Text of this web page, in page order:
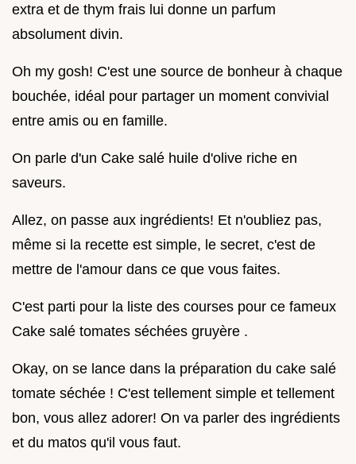
extra et de thym frais lui donne un parfum
absolument divin.
Oh my gosh! C'est une source de bonheur à chaque
bouchée, idéal pour partager un moment convivial
entre amis ou en famille.
On parle d'un Cake salé huile d'olive riche en
saveurs.
Allez, on passe aux ingrédients! Et n'oubliez pas,
même si la recette est simple, le secret, c'est de
mettre de l'amour dans ce que vous faites.
C'est parti pour la liste des courses pour ce fameux
Cake salé tomates séchées gruyère .
Okay, on se lance dans la préparation du cake salé
tomate séchée ! C'est tellement simple et tellement
bon, vous allez adorer! On va parler des ingrédients
et du matos qu'il vous faut.